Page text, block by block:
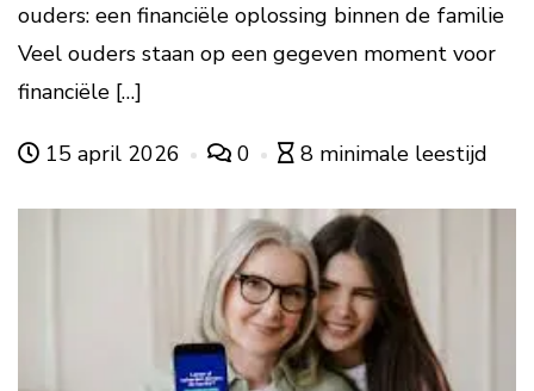
ouders: een financiële oplossing binnen de familie
Veel ouders staan op een gegeven moment voor
financiële […]
15 april 2026 0 8 minimale leestijd